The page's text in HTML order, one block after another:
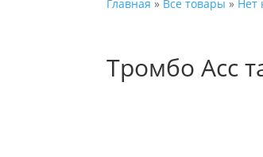
Главная » Все товары » Нет
Тромбо Асс